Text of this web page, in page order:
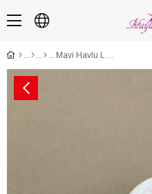
Mavi Havlu Lohusa Terlik